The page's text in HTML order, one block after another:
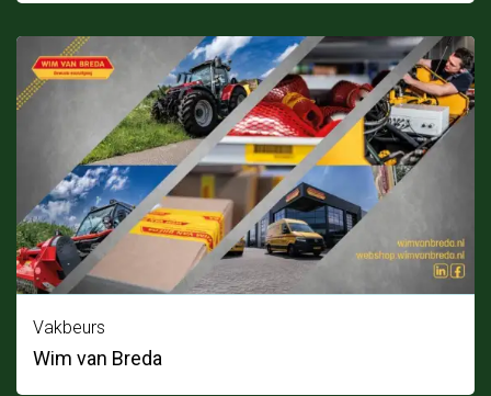
Vakbeurs
Wim van Breda